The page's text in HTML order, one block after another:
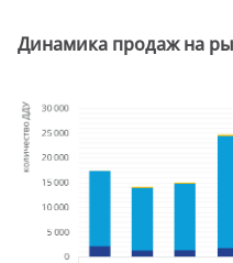
Динамика продаж на